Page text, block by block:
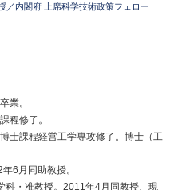
／内閣府 上席科学技術政策フェロー
業。
程修了。
士課程経営工学専攻修了。博士（工
6月同助教授。
科・准教授。2011年4月同教授、現